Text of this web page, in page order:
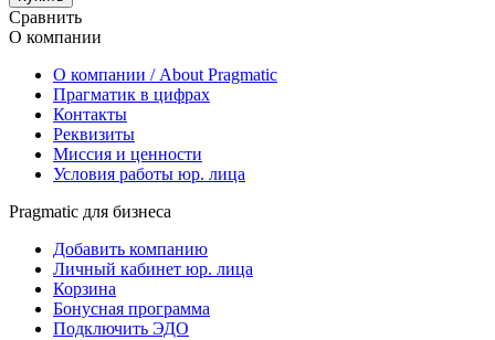
Сравнить
О компании
О компании / About Pragmatic
Прагматик в цифрах
Контакты
Реквизиты
Миссия и ценности
Условия работы юр. лица
Pragmatic для бизнеса
Добавить компанию
Личный кабинет юр. лица
Корзина
Бонусная программа
Подключить ЭДО